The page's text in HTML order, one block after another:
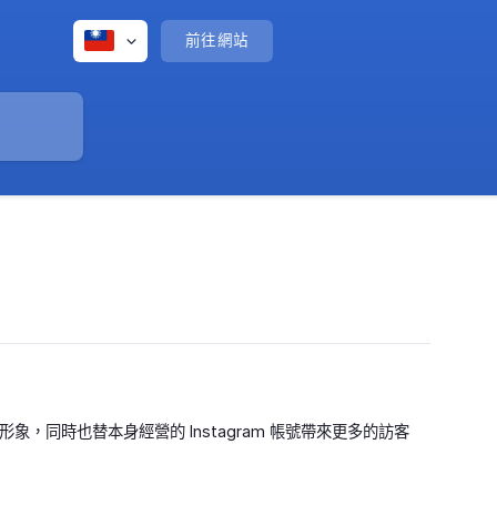
前往網站
象，同時也替本身經營的 Instagram 帳號帶來更多的訪客